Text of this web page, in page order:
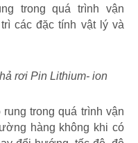
trong quá trình vận
các đặc tính vật lý và
rơi Pin Lithium- ion
trong quá trình vận
hàng không khi có